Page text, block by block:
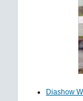
Diashow